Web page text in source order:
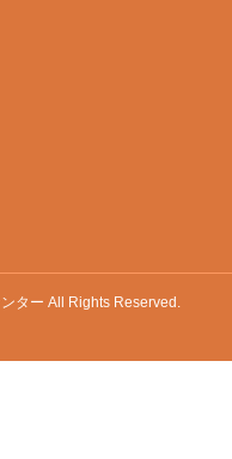
ター All Rights Reserved.